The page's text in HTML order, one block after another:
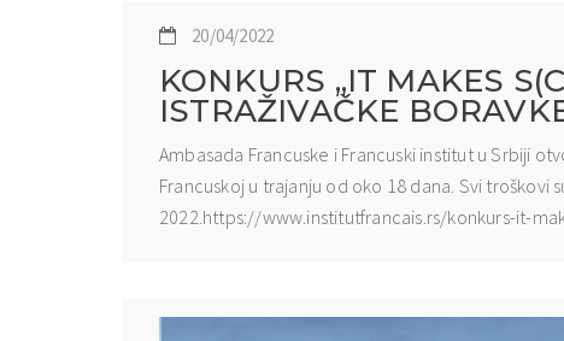
20/04/2022
KONKURS „IT MAKES
ISTRAŽIVAČKE
Ambasada Francuske i Francuski institut u Srbiji
Francuskoj u trajanju od oko 18 dana. Svi troškovi
2022.https://www.institutfrancais.rs/konkurs-it-